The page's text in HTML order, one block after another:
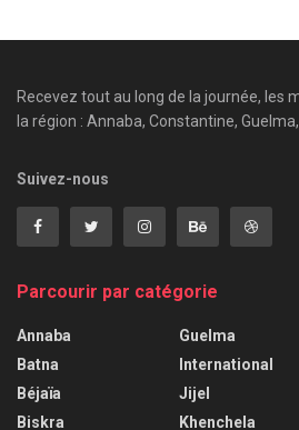
Recevez tout au long de la journée, les
la région : Annaba, Constantine, Guelma,
Suivez-nous
Parcourir par catégorie
Annaba
Batna
Béjaïa
Biskra
Guelma
International
Jijel
Khenchela